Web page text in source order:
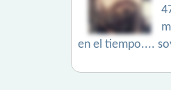
en el tiempo....